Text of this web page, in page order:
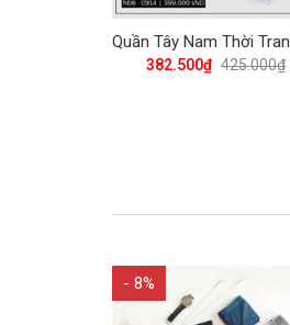
382.500₫ 425.000₫
- 8%